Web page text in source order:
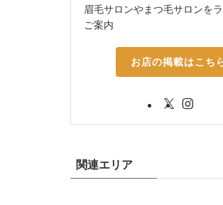
眉毛サロンやまつ毛サロンを
ご案内
お店の掲載はこち
関連エリア